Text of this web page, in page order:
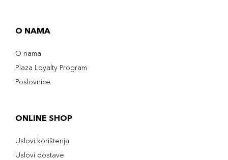
O NAMA
O nama
Plaza Loyalty Program
Poslovnice
ONLINE SHOP
Uslovi korištenja
Uslovi dostave